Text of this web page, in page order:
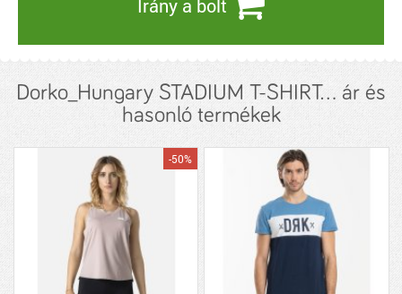
Irány a bolt
Dorko_Hungary STADIUM T-SHIRT... ár és
hasonló termékek
-50%